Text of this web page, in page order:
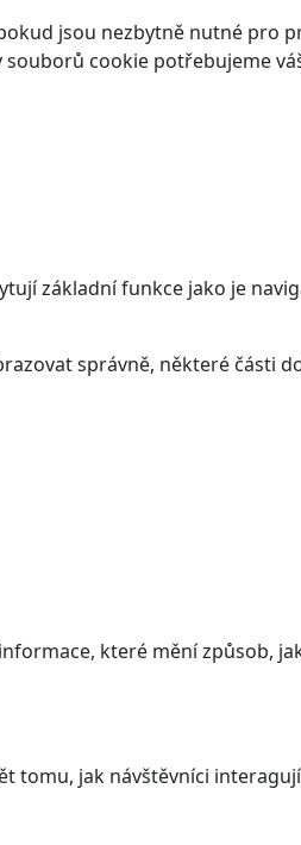
jsou nezbytně nutné pro
cookie potřebujeme
základní funkce jako je
správně, některé
které mění způsob,
jak návštěvníci